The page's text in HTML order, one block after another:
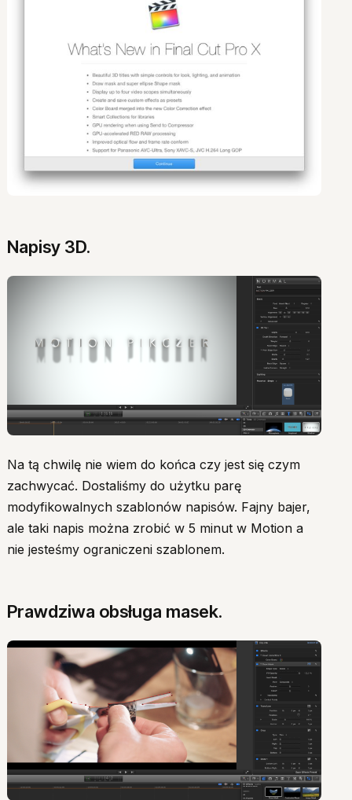
Napisy 3D.
Na tą chwilę nie wiem do końca czy jest się czym
zachwycać. Dostaliśmy do użytku parę
modyfikowalnych szablonów napisów. Fajny bajer,
ale taki napis można zrobić w 5 minut w Motion a
nie jesteśmy ograniczeni szablonem.
Prawdziwa obsługa masek.